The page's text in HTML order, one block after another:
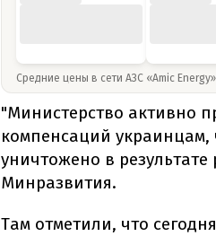
Средние цены в сети АЗС «Amic
"Министерство активно
компенсаций
уничтожено в
Минразвития.
Там отметили, что